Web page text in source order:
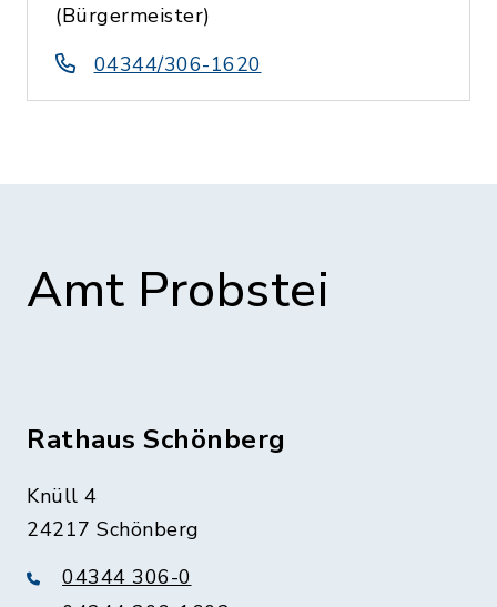
(Bürgermeister)
04344/306-1620
Amt Probstei
Rathaus Schönberg
Knüll 4
24217 Schönberg
04344 306-0